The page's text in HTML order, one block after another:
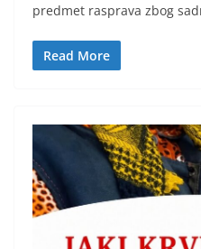
predmet rasprava zbog
Read More